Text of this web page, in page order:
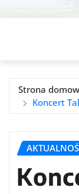
Strona
Koncert